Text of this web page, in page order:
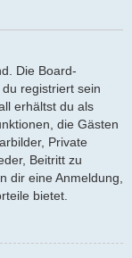
Die Board-
registriert sein
erhältst du als
die Gästen
Private
Beitritt zu
dir eine Anmeldung,
bietet.